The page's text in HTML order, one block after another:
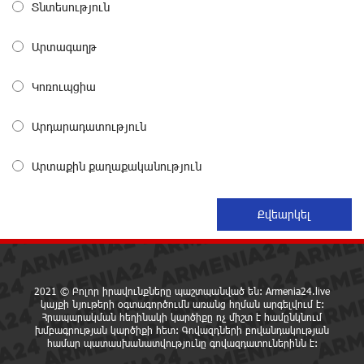
«Սմայլ Սվիթ»-ի զարգացման ճանապարհը
Ինչպես է ՔՊ-ն «հարգում» ժողովրդի քվեն.
Ընդդիմությունը պետք է օր առաջ համախմբվի այս
ծանր իրավիճակից դուրս գալու համար. Արմեն
Մանվելյան
Դուք ու ձեր անտաղանդ շոուները ոչ ավելին են,
քան անհաջող ու չստացված դերասանի թատրոն.
Աննա Կոստանյան
16 ժամ առաջ
Տնտեսություն
Արտագաղթ
Կոռուպցիա
Արդարադատություն
Արտաքին քաղաքականություն
2021 © Բոլոր իրավունքները պաշտպանված են: Armenia24.live
կայքի նյութերի օգտագործումն առանց հղման արգելվում է:
Հրապարակման հեղինակի կարծիքը ոչ միշտ է համընկնում
խմբագրության կարծիքի հետ: Գովազդների բովանդակության
համար պատասխանատվությունը գովազդատուներինն է: